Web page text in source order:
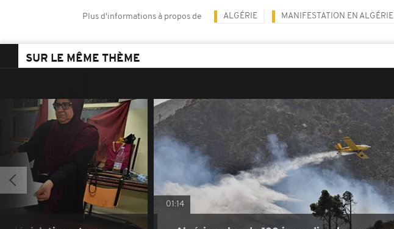
Plus d'informations à propos de ALGÉRIE MANIFESTATION EN ALGÉRIE
SUR LE MÊME THÈME
01:14